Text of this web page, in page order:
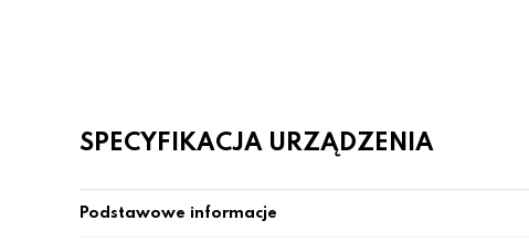
SPECYFIKACJA URZĄDZENIA
Podstawowe informacje